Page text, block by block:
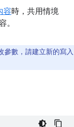
容時，共用情境
。
參數，請建立新的寫入